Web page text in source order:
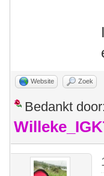
Website Zoek
Bedankt door: